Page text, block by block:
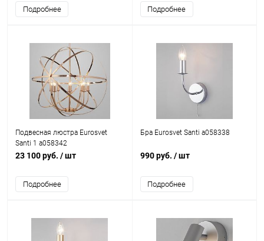
Подробнее Подробнее
Подвесная люстра Eurosvet
Santi 1 a058342
23 100 руб. / шт
Подробнее
Бра Eurosvet Santi a058338
990 руб. / шт
Подробнее